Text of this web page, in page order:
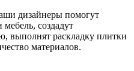
дизайнеры помогут
создадут
выполнят раскладку плитки
материалов.